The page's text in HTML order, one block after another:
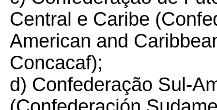
Central e Caribe
American and
Concacaf);
d) Confederação Sul-